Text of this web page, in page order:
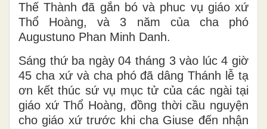
Thế Thành đã gắn bó và phuc vụ giáo xứ
Thổ Hoàng, và 3 năm của cha phó
Augustuno Phan Minh Danh.
Sáng thứ ba ngày 04 tháng 3 vào lúc 4 giờ
45 cha xứ và cha phó đã dâng Thánh lễ tạ
ơn kết thúc sứ vụ mục tử của các ngài tại
giáo xứ Thổ Hoàng, đồng thời cầu nguyện
cho giáo xứ trước khi cha Giuse đến nhận